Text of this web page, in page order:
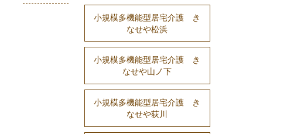
小規模多機能型居宅介護 き
なせや松浜
小規模多機能型居宅介護 き
なせや山ノ下
小規模多機能型居宅介護 き
なせや荻川